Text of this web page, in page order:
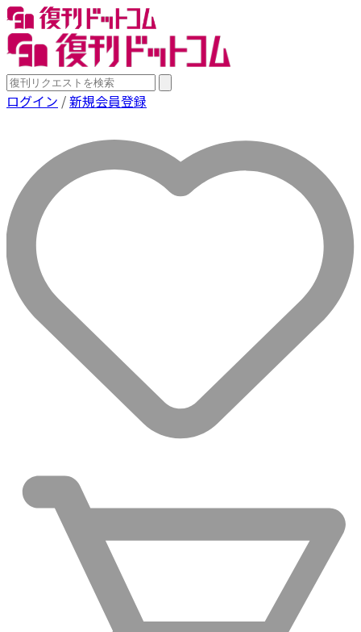
ログイン /新規会員登録